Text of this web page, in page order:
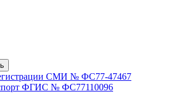
СМИ № ФС77-47467
ФГИС № ФС77110096